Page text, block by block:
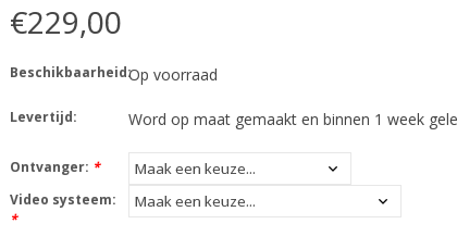
€229,00
Beschikbaarheid:Op voorraad
Levertijd: Word op maat gemaakt en binnen 1 week
Ontvanger: *
Video systeem:
*